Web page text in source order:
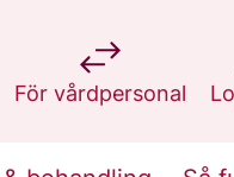
För vårdpersonal
at 1177.se